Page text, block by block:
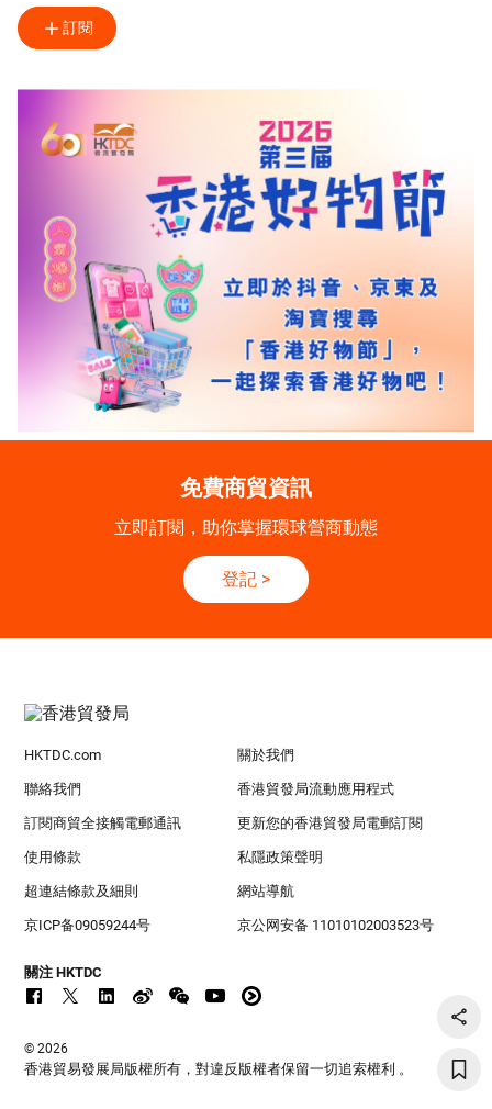
訂閱
免費商貿資訊
立即訂閱，助你掌握環球營商動態
登記 >
HKTDC.com 關於我們
聯絡我們 香港貿發局流動應用程式
訂閱商貿全接觸電郵通訊 更新您的香港貿發局電郵訂閱
使用條款 私隱政策聲明
超連結條款及細則 網站導航
京ICP备09059244号 京公网安备 11010102003523号
關注 HKTDC
© 2026
香港貿易發展局版權所有，對違反版權者保留一切追索權利 。